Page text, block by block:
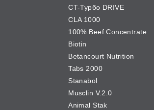
CT-Турбо DRIVE
CLA 1000
100% Beef Concentrate
Biotin
Betancourt Nutrition
Tabs 2000
Stanabol
Musclin V.2.0
Animal Stak